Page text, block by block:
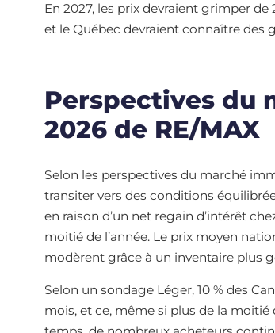
En 2027, les prix devraient grimper de
et le Québec devraient connaître des
Perspectives du
2026 de RE/MAX
Selon les perspectives du marché
transiter vers des conditions
en raison d’un net regain d’intérêt
moitié de l’année. Le prix moyen
modèrent grâce à un inventaire plus
Selon un sondage Léger, 10 % des
mois, et ce, même si plus de la moitié